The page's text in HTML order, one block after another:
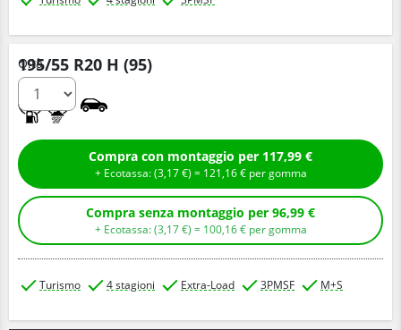
195/55 R20 H (95)
Q.tà
Compra con montaggio per 117,99 €
+ Ecotassa: (3,17€ ) = 121,16€ per gomma
Compra senza montaggio per 96,99 €
+ Ecotassa: (3,17€ ) = 100,16€ per gomma
Turismo 4 stagioni Extra-Load 3PMSF M+S